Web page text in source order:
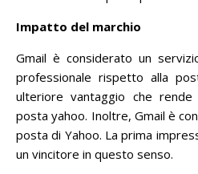
Impatto del marchio
Gmail è considerato un
professionale rispetto alla
ulteriore vantaggio che
posta yahoo. Inoltre, Gmail è
posta di Yahoo. La prima
un vincitore in questo senso.